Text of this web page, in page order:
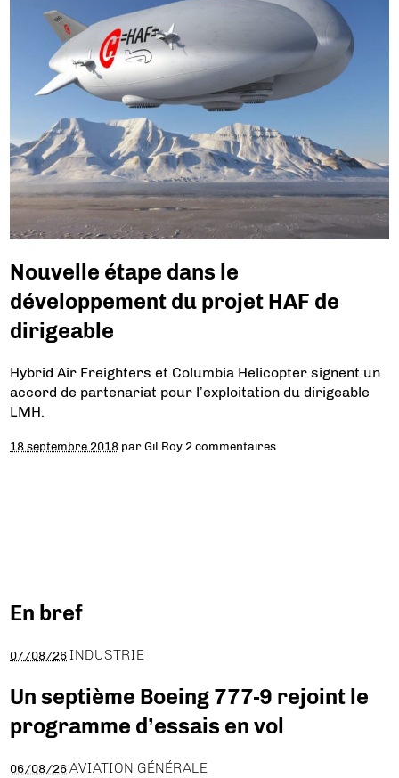
Nouvelle étape dans le
développement du projet HAF de
dirigeable
Hybrid Air Freighters et Columbia Helicopter signent un
accord de partenariat pour l’exploitation du dirigeable
LMH.
18 septembre 2018 parGil Roy 2 commentaires
En bref
07/08/26 INDUSTRIE
Un septième Boeing 777-9 rejoint le
programme d’essais en vol
06/08/26 AVIATION GÉNÉRALE